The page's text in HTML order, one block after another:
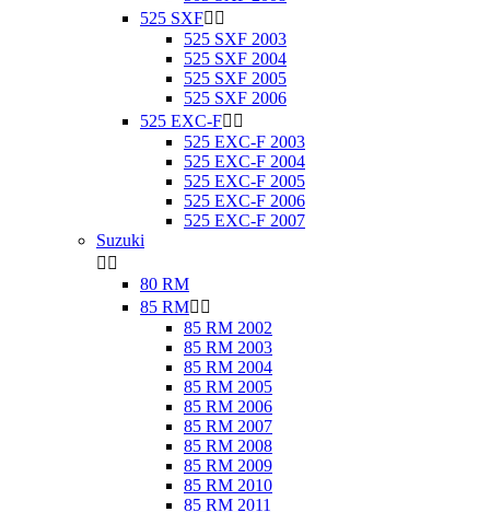
525 SXF 
525 SXF 2003
525 SXF 2004
525 SXF 2005
525 SXF 2006
525 EXC-F 
525 EXC-F 2003
525 EXC-F 2004
525 EXC-F 2005
525 EXC-F 2006
525 EXC-F 2007
Suzuki
 
80 RM
85 RM 
85 RM 2002
85 RM 2003
85 RM 2004
85 RM 2005
85 RM 2006
85 RM 2007
85 RM 2008
85 RM 2009
85 RM 2010
85 RM 2011